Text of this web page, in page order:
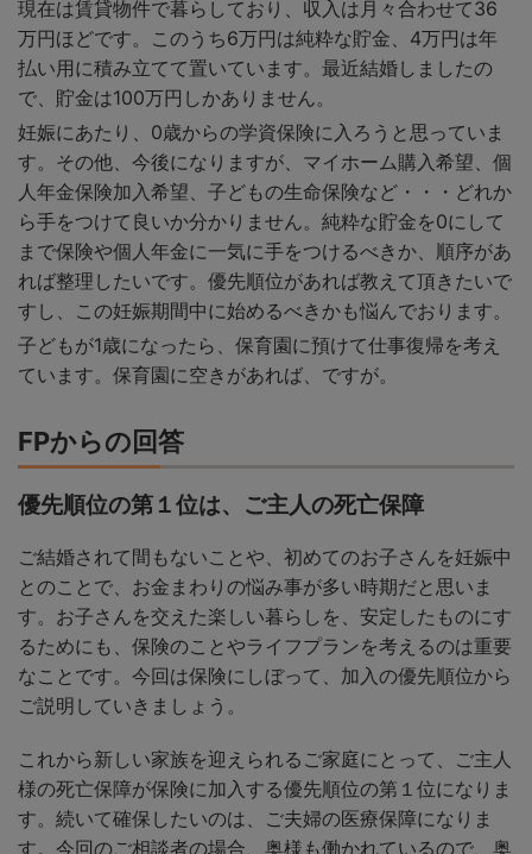
現在は賃貸物件で暮らしており、収入は月々合わせて36
万円ほどです。このうち6万円は純粋な貯金、4万円は年
払い用に積み立てて置いています。最近結婚しましたの
で、貯金は100万円しかありません。
妊娠にあたり、0歳からの学資保険に入ろうと思っていま
す。その他、今後になりますが、マイホーム購入希望、個
人年金保険加入希望、子どもの生命保険など・・・どれか
ら手をつけて良いか分かりません。純粋な貯金を0にして
まで保険や個人年金に一気に手をつけるべきか、順序があ
れば整理したいです。優先順位があれば教えて頂きたいで
すし、この妊娠期間中に始めるべきかも悩んでおります。
子どもが1歳になったら、保育園に預けて仕事復帰を考え
ています。保育園に空きがあれば、ですが。
FPからの回答
優先順位の第１位は、ご主人の死亡保障
ご結婚されて間もないことや、初めてのお子さんを妊娠中
とのことで、お金まわりの悩み事が多い時期だと思いま
す。お子さんを交えた楽しい暮らしを、安定したものにす
るためにも、保険のことやライフプランを考えるのは重要
なことです。今回は保険にしぼって、加入の優先順位から
ご説明していきましょう。
これから新しい家族を迎えられるご家庭にとって、ご主人
様の死亡保障が保険に加入する優先順位の第１位になりま
す。続いて確保したいのは、ご夫婦の医療保障になりま
す。今回のご相談者の場合、奥様も働かれているので、奥